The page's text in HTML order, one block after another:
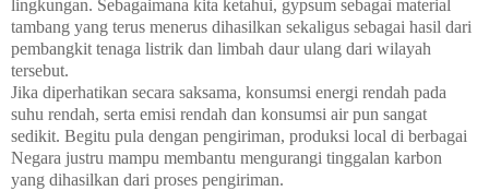
lingkungan. Sebagaimana kita ketahui, gypsum sebagai material
tambang yang terus menerus dihasilkan sekaligus sebagai hasil dari
pembangkit tenaga listrik dan limbah daur ulang dari wilayah
tersebut.
Jika diperhatikan secara saksama, konsumsi energi rendah pada
suhu rendah, serta emisi rendah dan konsumsi air pun sangat
sedikit. Begitu pula dengan pengiriman, produksi local di berbagai
Negara justru mampu membantu mengurangi tinggalan karbon
yang dihasilkan dari proses pengiriman.